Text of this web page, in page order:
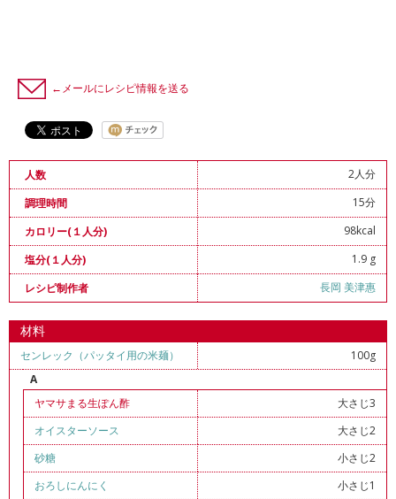
←メールにレシピ情報を送る
人数
2人分
調理時間
15分
カロリー(１人分)
98kcal
塩分(１人分)
1.9 g
レシピ制作者
長岡 美津惠
材料
センレック（パッタイ用の米麺）
100g
A
ヤマサまる生ぽん酢
大さじ3
オイスターソース
大さじ2
砂糖
小さじ2
おろしにんにく
小さじ1